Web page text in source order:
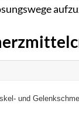
und